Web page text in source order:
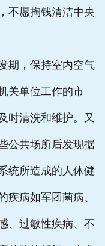
联系我们
不愿掏钱清洁中央
，保持室内空气
关单位工作的市
时清洗和维护。又
公共场所后发现据
统所造成的人体健
疾病如军团菌病、
、过敏性疾病、不